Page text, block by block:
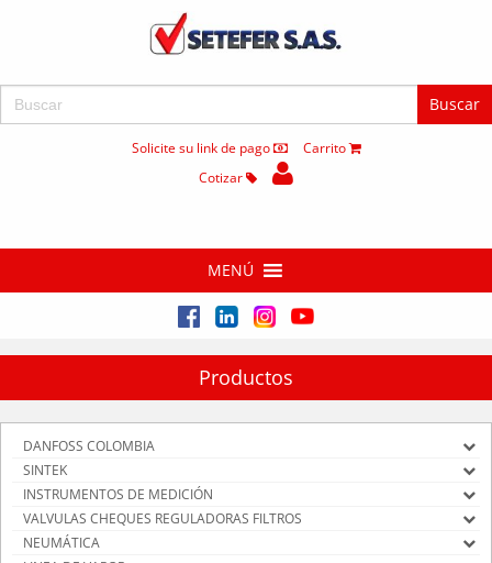
Buscar:
Solicite su link de pago
Carrito
Cotizar
MENÚ
Productos
DANFOSS COLOMBIA
SINTEK
INSTRUMENTOS DE MEDICIÓN
VALVULAS CHEQUES REGULADORAS FILTROS
NEUMÁTICA